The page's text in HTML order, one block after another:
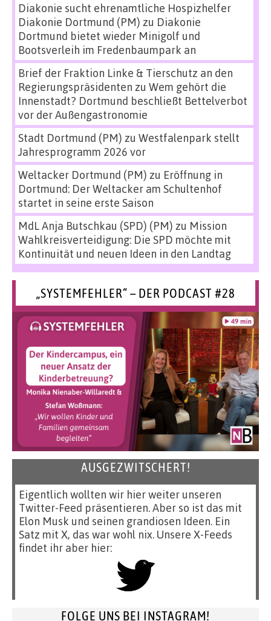
Diakonie sucht ehrenamtliche Hospizhelfer
Diakonie Dortmund (PM) zu Diakonie
Dortmund bietet wieder Minigolf und
Bootsverleih im Fredenbaumpark an
Brief der Fraktion Linke & Tierschutz an den
Regierungspräsidenten zu Wem gehört die
Innenstadt? Dortmund beschließt Bettelverbot
vor der Außengastronomie
Stadt Dortmund (PM) zu Westfalenpark stellt
Jahresprogramm 2026 vor
Weltacker Dortmund (PM) zu Eröffnung in
Dortmund: Der Weltacker am Schultenhof
startet in seine erste Saison
MdL Anja Butschkau (SPD) (PM) zu Mission
Wahlkreisverteidigung: Die SPD möchte mit
Kontinuität und neuen Ideen in den Landtag
„SYSTEMFEHLER“ – DER PODCAST #28
AUSGEZWITSCHERT!
Eigentlich wollten wir hier weiter unseren
Twitter-Feed präsentieren. Aber so ist das mit
Elon Musk und seinen grandiosen Ideen. Ein
Satz mit X, das war wohl nix. Unsere X-Feeds
findet ihr aber hier:
FOLGE UNS BEI INSTAGRAM!